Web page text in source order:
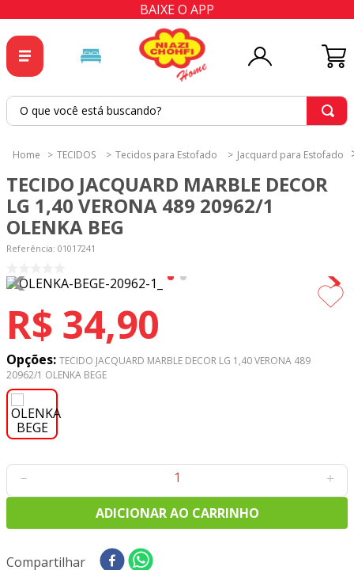
BAIXE O APP
O que você está buscando?
TECIDOS Tecidos para Estofado Jacquard para Estofado
TECIDO JACQUARD MARBLE DECOR
LG 1,40 VERONA 489 20962/1
OLENKA BEG
Referência: 01017241
R$ 34,90
Opções: TECIDO JACQUARD MARBLE DECOR LG 1,40 VERONA 489
20962/1 OLENKA BEGE
＋
－
ADICIONAR AO CARRINHO
Compartilhar
2º
tapete
3
cortina
4º
tecido percal
5º
tapetes
7º
tecido tricoline
8º
tricoline digital
9º
tecido oxford
10º tapete sisal